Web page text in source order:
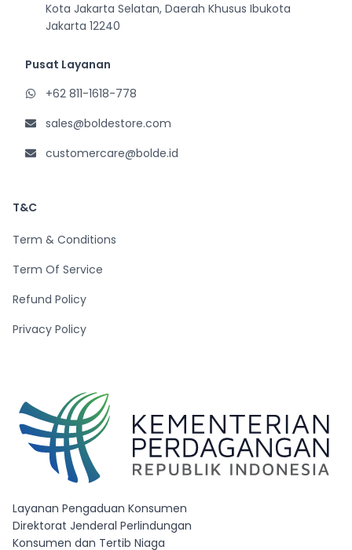
Kota Jakarta Selatan, Daerah Khusus Ibukota
Jakarta 12240
Pusat Layanan
+62 811-1618-778
sales@boldestore.com
customercare@bolde.id
T&C
Term & Conditions
Term Of Service
Refund Policy
Privacy Policy
Layanan Pengaduan Konsumen
Direktorat Jenderal Perlindungan
Konsumen dan Tertib Niaga